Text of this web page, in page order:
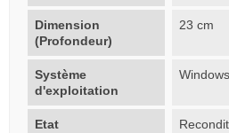
Dimension
(Profondeur)
23 cm
Système
d'exploitation
Etat